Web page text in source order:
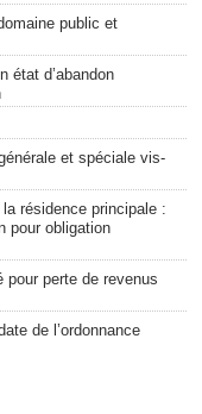
public et
état d’abandon
et spéciale vis-
résidence principale :
pour obligation
pour perte de revenus
de l’ordonnance